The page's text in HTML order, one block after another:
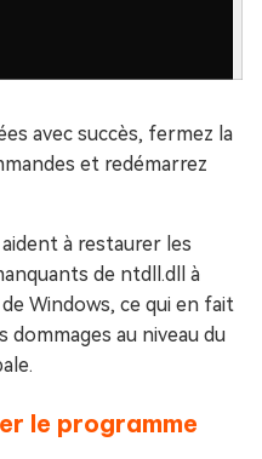
avec succès, fermez la
et redémarrez
à restaurer les
de ntdll.dll à
Windows, ce qui en fait
au niveau du
le programme